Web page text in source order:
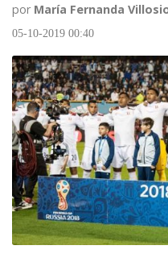
por María Fernanda
05-10-2019 00:40